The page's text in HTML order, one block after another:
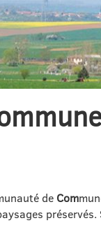
de Com